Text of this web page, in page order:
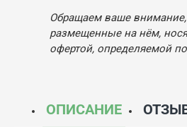
Обращаем ваше
размещенные на нём,
офертой, определяемой
ОПИСАНИЕ